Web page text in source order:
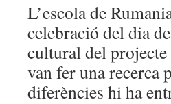
L’escola de
celebració del dia
cultural del
van fer una recerca
diferències hi ha